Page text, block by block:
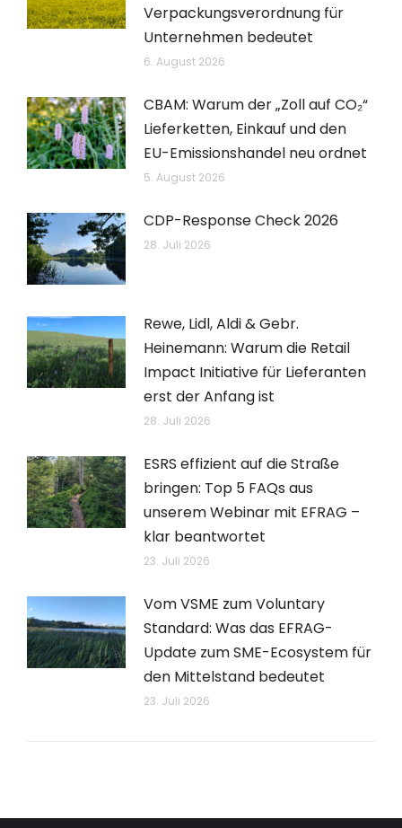
Verpackungsverordnung für
Unternehmen bedeutet
6. August 2026
CBAM: Warum der „Zoll auf CO₂“
Lieferketten, Einkauf und den
EU-Emissionshandel neu ordnet
5. August 2026
CDP-Response Check 2026
28. Juli 2026
Rewe, Lidl, Aldi & Gebr.
Heinemann: Warum die Retail
Impact Initiative für Lieferanten
erst der Anfang ist
28. Juli 2026
ESRS effizient auf die Straße
bringen: Top 5 FAQs aus
unserem Webinar mit EFRAG –
klar beantwortet
23. Juli 2026
Vom VSME zum Voluntary
Standard: Was das EFRAG-
Update zum SME-Ecosystem für
den Mittelstand bedeutet
23. Juli 2026